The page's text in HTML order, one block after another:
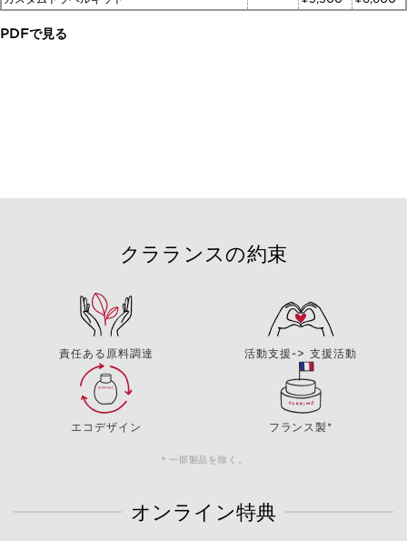
PDFで見る
クラランスの約束
責任ある原料調達 活動支援-> 支援活動
エコデザイン フランス製*
＊一部製品を除く。
オンライン特典